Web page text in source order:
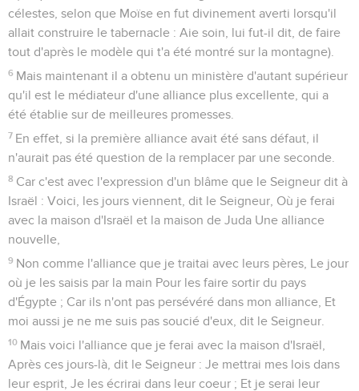
célestes, selon que Moïse en fut divinement averti lorsqu'il
allait construire le tabernacle : Aie soin, lui fut-il dit, de faire
tout d'après le modèle qui t'a été montré sur la montagne).
6 Mais maintenant il a obtenu un ministère d'autant supérieur
qu'il est le médiateur d'une alliance plus excellente, qui a
été établie sur de meilleures promesses.
7 En effet, si la première alliance avait été sans défaut, il
n'aurait pas été question de la remplacer par une seconde.
8 Car c'est avec l'expression d'un blâme que le Seigneur dit à
Israël : Voici, les jours viennent, dit le Seigneur, Où je ferai
avec la maison d'Israël et la maison de Juda Une alliance
nouvelle,
9 Non comme l'alliance que je traitai avec leurs pères, Le jour
où je les saisis par la main Pour les faire sortir du pays
d'Égypte ; Car ils n'ont pas persévéré dans mon alliance, Et
moi aussi je ne me suis pas soucié d'eux, dit le Seigneur.
10 Mais voici l'alliance que je ferai avec la maison d'Israël,
Après ces jours-là, dit le Seigneur : Je mettrai mes lois dans
leur esprit, Je les écrirai dans leur coeur ; Et je serai leur